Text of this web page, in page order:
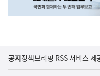
공지정책브리핑 RSS 서비스 제